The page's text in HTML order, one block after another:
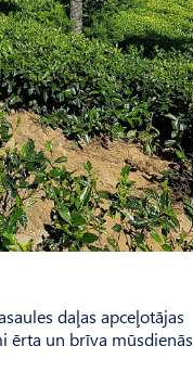
daļas apceļotājas
ērta un brīva